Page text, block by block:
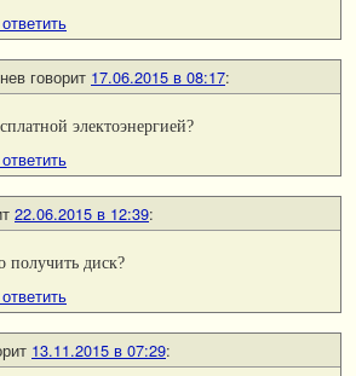
говорит 17.06.2015 в 08:17:
электоэнергией?
22.06.2015 в 12:39:
диск?
13.11.2015 в 07:29: